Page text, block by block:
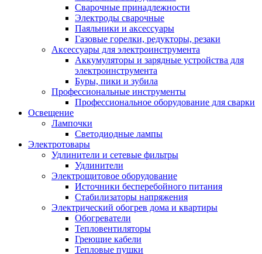
Сварочные принадлежности
Электроды сварочные
Паяльники и аксессуары
Газовые горелки, редукторы, резаки
Аксессуары для электроинструмента
Аккумуляторы и зарядные устройства для
электроинструмента
Буры, пики и зубила
Профессиональные инструменты
Профессиональное оборудование для сварки
Освещение
Лампочки
Светодиодные лампы
Электротовары
Удлинители и сетевые фильтры
Удлинители
Электрощитовое оборудование
Источники бесперебойного питания
Стабилизаторы напряжения
Электрический обогрев дома и квартиры
Обогреватели
Тепловентиляторы
Греющие кабели
Тепловые пушки